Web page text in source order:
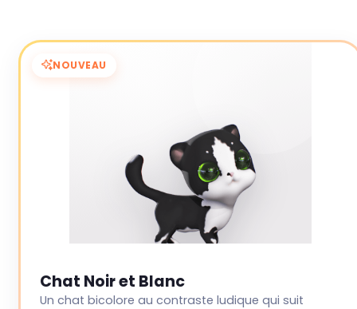
NOUVEAU
Chat Noir et Blanc
Un chat bicolore au contraste ludique qui suit